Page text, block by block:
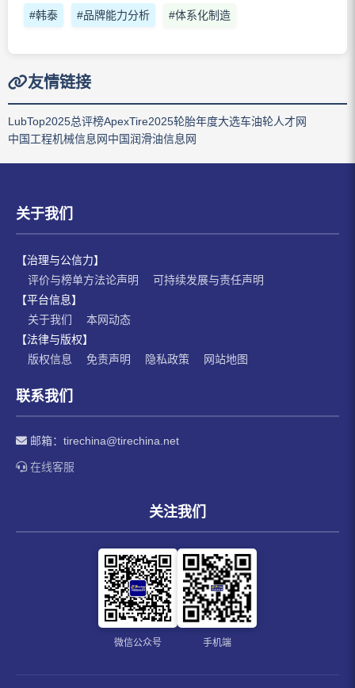
#韩泰 #品牌能力分析 #体系化制造
友情链接
LubTop2025总评榜ApexTire2025轮胎年度大选车油轮人才网
中国工程机械信息网中国润滑油信息网
关于我们
【治理与公信力】
评价与榜单方法论声明
可持续发展与责任声明
【平台信息】
关于我们
本网动态
【法律与版权】
版权信息
免责声明 隐私政策 网站地图
联系我们
邮箱： tirechina@tirechina.net
在线客服
关注我们
微信公众号 手机端